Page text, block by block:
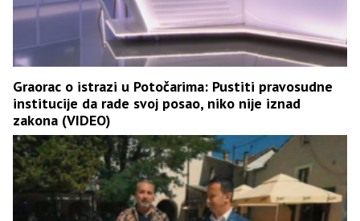
Graorac o istrazi u Potočarima: Pustiti pravosudne
institucije da rade svoj posao, niko nije iznad
zakona (VIDEO)